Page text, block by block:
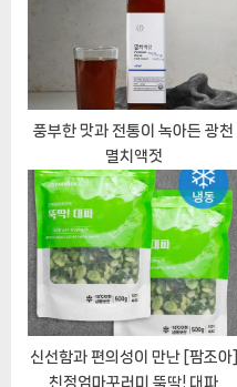
션
s
t
:
풍부한 맛과 전통이 녹아든 광천
멸치액젓
신선함과 편의성이 만난 [팜조아]
친정엄마꾸러미 뚝딱! 대파